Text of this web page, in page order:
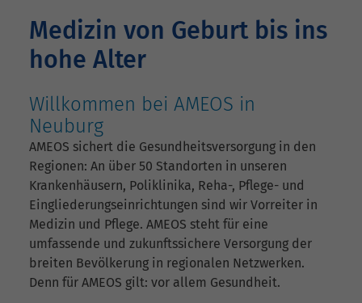
Medizin von Geburt bis ins
hohe Alter
Willkommen bei AMEOS in
Neuburg
AMEOS sichert die Gesundheitsversorgung in den
Regionen: An über 50 Standorten in unseren
Krankenhäusern, Poliklinika, Reha-, Pflege- und
Eingliederungseinrichtungen sind wir Vorreiter in
Medizin und Pflege. AMEOS steht für eine
umfassende und zukunftssichere Versorgung der
breiten Bevölkerung in regionalen Netzwerken.
Denn für AMEOS gilt: vor allem Gesundheit.